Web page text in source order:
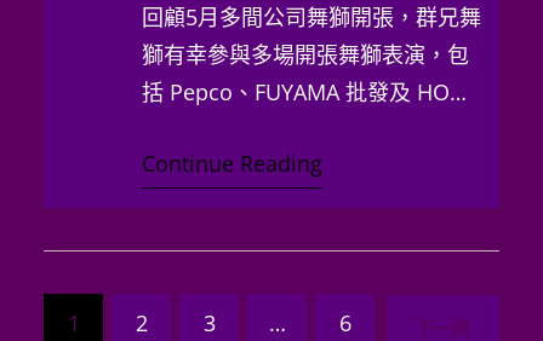
回顧5月多間公司舞獅開張，群兄舞
獅有幸參與多場開張舞獅表演，包
括 Pepco、FUYAMA 批發及 HO
Continue Reading
1 2 3 … 6 下一頁